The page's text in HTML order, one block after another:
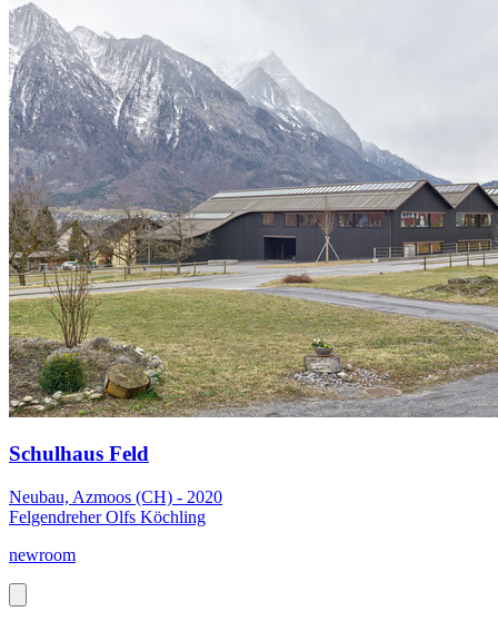
Schulhaus Feld
Neubau, Azmoos (CH) - 2020
Felgendreher Olfs Köchling
newroom